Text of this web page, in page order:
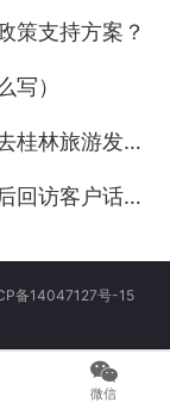
策支持方案？
写）
圈说些什么话呢？
话术技巧分享？
备14047127号-15
微信